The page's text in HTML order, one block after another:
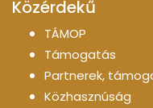
Közérdekű
TÁMOP
Támogatás
Partnerek,
Közhasznúság